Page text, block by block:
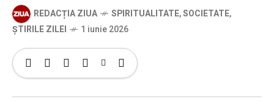
REDACȚIA ZIUA SPIRITUALITATE,SOCIETATE,
ȘTIRILE ZILEI
1 iunie 2026